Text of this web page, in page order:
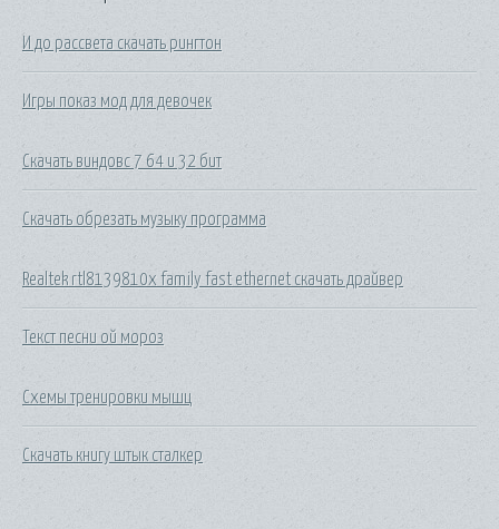
И до рассвета скачать рингтон
Игры показ мод для девочек
Скачать виндовс 7 64 и 32 бит
Скачать обрезать музыку программа
Realtek rtl8139810x family fast ethernet скачать драйвер
Текст песни ой мороз
Схемы тренировки мышц
Скачать книгу штык сталкер